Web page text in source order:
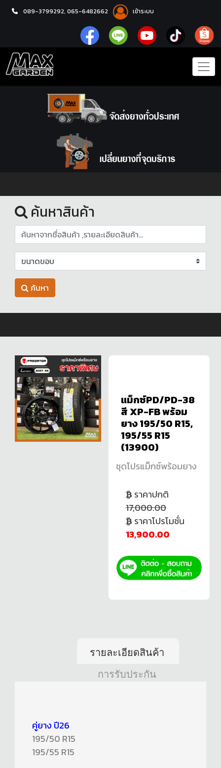
089-3799292, 065-6482662 เข้าระบบ
หน้าแรก
ค้นหาสินค้า
ค้นหา
แม็กซ์PD/PD-38
สี XP-FB พร้อม
ยาง 195/50 R15,
195/55 R15
(13900)
ชุดโปรแม็กซ์พร้อมยาง
ราคาปกติ
17,000.00
ราคาโปรโมชั่น
13,900.00
รายละเอียดสินค้า
การรับประกัน
คู่ยาง ปี26
195/50 R15
195/55 R15